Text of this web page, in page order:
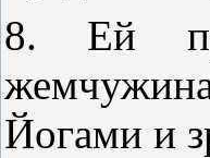
8. Ей
Йогами и